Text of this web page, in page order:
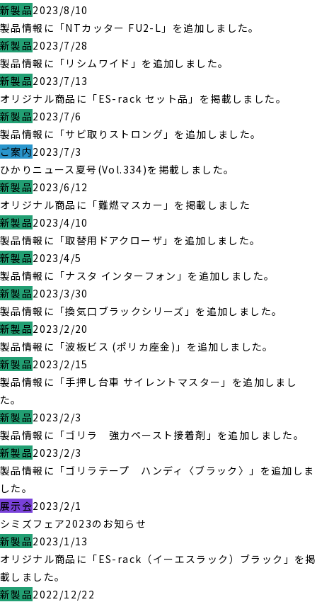
新製品2023/8/10
製品情報に「NTカッター FU2-L」を追加しました。
新製品2023/7/28
製品情報に「リシムワイド」を追加しました。
新製品2023/7/13
オリジナル商品に「ES-rack セット品」を掲載しました。
新製品2023/7/6
製品情報に「サビ取りストロング」を追加しました。
ご案内2023/7/3
ひかりニュース夏号(Vol.334)を掲載しました。
新製品2023/6/12
オリジナル商品に「難燃マスカー」を掲載しました
新製品2023/4/10
製品情報に「取替用ドアクローザ」を追加しました。
新製品2023/4/5
製品情報に「ナスタ インターフォン」を追加しました。
新製品2023/3/30
製品情報に「換気口ブラックシリーズ」を追加しました。
新製品2023/2/20
製品情報に「波板ビス (ポリカ座金)」を追加しました。
新製品2023/2/15
製品情報に「手押し台車 サイレントマスター」を追加しまし
た。
新製品2023/2/3
製品情報に「ゴリラ 強力ペースト接着剤」を追加しました。
新製品2023/2/3
製品情報に「ゴリラテープ ハンディ〈ブラック〉」を追加しま
した。
展示会2023/2/1
シミズフェア2023のお知らせ
新製品2023/1/13
オリジナル商品に「ES-rack（イーエスラック）ブラック」を掲
載しました。
新製品2022/12/22